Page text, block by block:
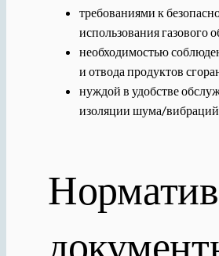
требованиями к
использования газового
необходимостью
и отвода продуктов
нуждой в удобстве
изоляции шума/